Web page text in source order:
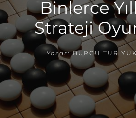
Binlerce
Strateji
Yazar: BURCU TUR